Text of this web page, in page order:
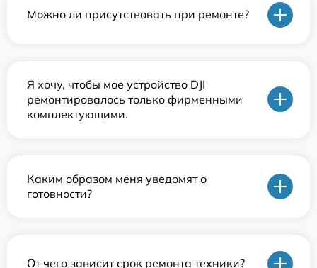
Можно ли присутствовать при ремонте?
Я хочу, чтобы мое устройство DJI
ремонтировалось только фирменными
комплектующими.
Каким образом меня уведомят о
готовности?
От чего зависит срок ремонта техники?